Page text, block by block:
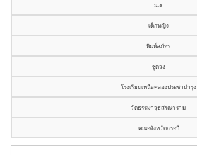
ม.๑
เด็กหญิง
พิมพ์ลภัทร
ชูดวง
โรงเรียนเหนือคลองประชาบำรุง
วัดธรรมาวุธสรณาราม
คณะจังหวัดกระบี่